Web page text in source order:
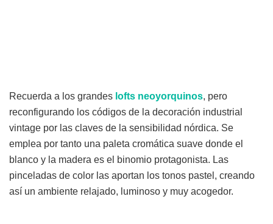
Recuerda a los grandes lofts neoyorquinos, pero
reconfigurando los códigos de la decoración industrial
vintage por las claves de la sensibilidad nórdica. Se
emplea por tanto una paleta cromática suave donde el
blanco y la madera es el binomio protagonista. Las
pinceladas de color las aportan los tonos pastel, creando
así un ambiente relajado, luminoso y muy acogedor.